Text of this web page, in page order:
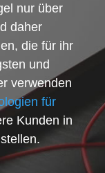
nur über
daher
die für ihr
und
verwenden
für
Kunden in